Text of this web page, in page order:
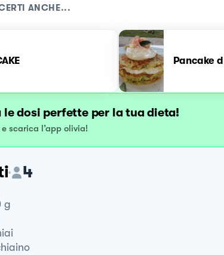
ANCHE...
Pancake
le dosi perfette per la tua dieta!
scarica l’app olivia!
4
g